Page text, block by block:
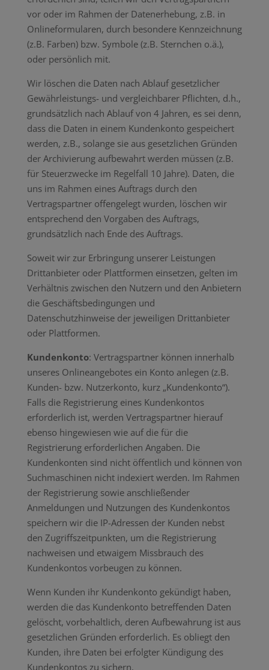
vor oder im Rahmen der Datenerhebung, z.B. in
Onlineformularen, durch besondere Kennzeichnung
(z.B. Farben) bzw. Symbole (z.B. Sternchen o.ä.),
oder persönlich mit.
Wir löschen die Daten nach Ablauf gesetzlicher
Gewährleistungs- und vergleichbarer Pflichten, d.h.,
grundsätzlich nach Ablauf von 4 Jahren, es sei denn,
dass die Daten in einem Kundenkonto gespeichert
werden, z.B., solange sie aus gesetzlichen Gründen
der Archivierung aufbewahrt werden müssen (z.B.
für Steuerzwecke im Regelfall 10 Jahre). Daten, die
uns im Rahmen eines Auftrags durch den
Vertragspartner offengelegt wurden, löschen wir
entsprechend den Vorgaben des Auftrags,
grundsätzlich nach Ende des Auftrags.
Soweit wir zur Erbringung unserer Leistungen
Drittanbieter oder Plattformen einsetzen, gelten im
Verhältnis zwischen den Nutzern und den Anbietern
die Geschäftsbedingungen und
Datenschutzhinweise der jeweiligen Drittanbieter
oder Plattformen.
Kundenkonto: Vertragspartner können innerhalb
unseres Onlineangebotes ein Konto anlegen (z.B.
Kunden- bzw. Nutzerkonto, kurz „Kundenkonto“).
Falls die Registrierung eines Kundenkontos
erforderlich ist, werden Vertragspartner hierauf
ebenso hingewiesen wie auf die für die
Registrierung erforderlichen Angaben. Die
Kundenkonten sind nicht öffentlich und können von
Suchmaschinen nicht indexiert werden. Im Rahmen
der Registrierung sowie anschließender
Anmeldungen und Nutzungen des Kundenkontos
speichern wir die IP-Adressen der Kunden nebst
den Zugriffszeitpunkten, um die Registrierung
nachweisen und etwaigem Missbrauch des
Kundenkontos vorbeugen zu können.
Wenn Kunden ihr Kundenkonto gekündigt haben,
werden die das Kundenkonto betreffenden Daten
gelöscht, vorbehaltlich, deren Aufbewahrung ist aus
gesetzlichen Gründen erforderlich. Es obliegt den
Kunden, ihre Daten bei erfolgter Kündigung des
Kundenkontos zu sichern.